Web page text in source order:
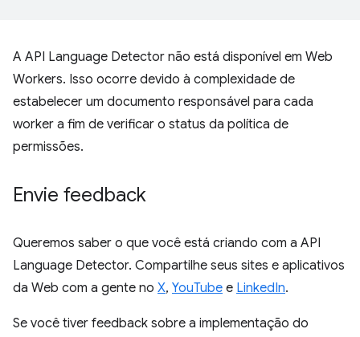
A API Language Detector não está disponível em Web
Workers. Isso ocorre devido à complexidade de
estabelecer um documento responsável para cada
worker a fim de verificar o status da política de
permissões.
Envie feedback
Queremos saber o que você está criando com a API
Language Detector. Compartilhe seus sites e aplicativos
da Web com a gente no X, YouTube e LinkedIn.
Se você tiver feedback sobre a implementação do